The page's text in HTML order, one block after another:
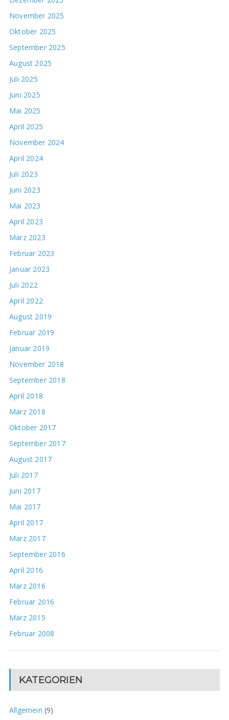
November 2025
Oktober 2025
September 2025
August 2025
Juli 2025
Juni 2025
Mai 2025
April 2025
November 2024
April 2024
Juli 2023
Juni 2023
Mai 2023
April 2023
März 2023
Februar 2023
Januar 2023
Juli 2022
April 2022
August 2019
Februar 2019
Januar 2019
November 2018
September 2018
April 2018
März 2018
Oktober 2017
September 2017
August 2017
Juli 2017
Juni 2017
Mai 2017
April 2017
März 2017
September 2016
April 2016
März 2016
Februar 2016
März 2015
Februar 2008
KATEGORIEN
Allgemein (9)